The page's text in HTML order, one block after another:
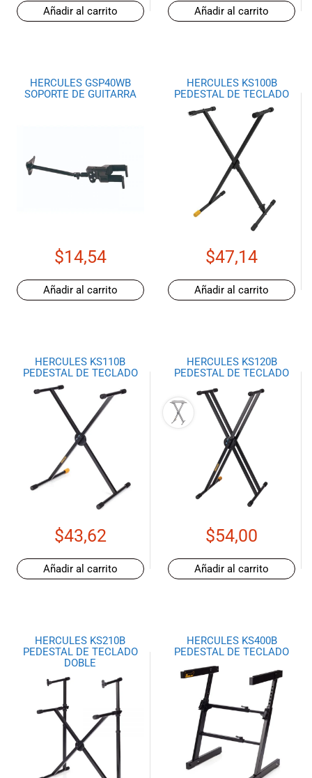
música está
aquí para
equipo de
audio
adecuado para
ti, y ofrecerte el
para nuestros
clientes. Ven a
compra en
línea a través
de nuestra
página web y
tu hogar.
¡Descubre el
Ecuador!
Añadir al carrito Añadir al carrito
HERCULES GSP40WB
SOPORTE DE GUITARRA
$14,54
Añadir al carrito
HERCULES KS100B
PEDESTAL DE TECLADO
$47,14
Añadir al carrito
HERCULES KS110B
PEDESTAL DE TECLADO
$43,62
Añadir al carrito
HERCULES KS120B
PEDESTAL DE TECLADO
$54,00
Añadir al carrito
HERCULES KS210B
PEDESTAL DE TECLADO
DOBLE
HERCULES KS400B
PEDESTAL DE TECLADO